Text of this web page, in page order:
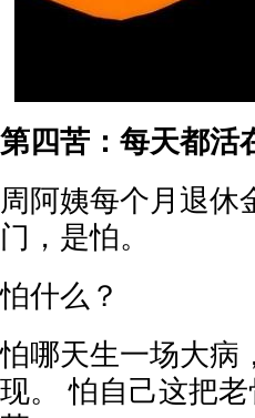
第四苦：每天都活
周阿姨每个月退休
门，是怕。
怕什么？
怕哪天生一场大病
现。 怕自己这把